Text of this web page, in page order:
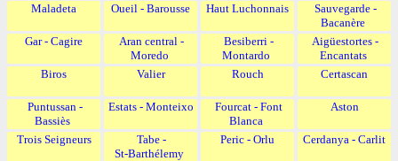
Maladeta Oueil - Barousse Haut Luchonnais
Sauvegarde -
Bacanère
Gar - Cagire
Aran central -
Moredo
Besiberri -
Montardo
Aigüestortes -
Encantats
Biros
Valier Rouch Certascan
Puntussan -
Bassiès
Estats - Monteixo
Fourcat - Font
Blanca
Aston
Trois Seigneurs
Tabe -
St‑Barthélemy
Peric - Orlu Cerdanya - Carlit